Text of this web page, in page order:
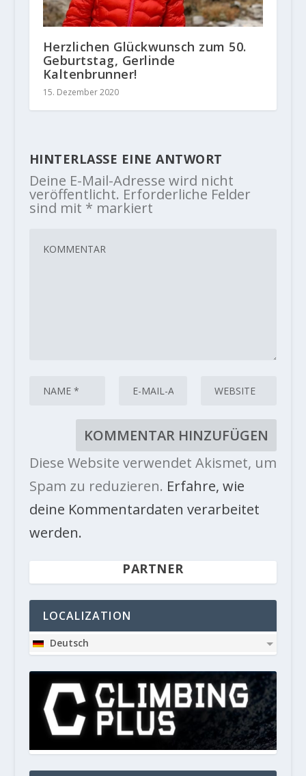
Herzlichen Glückwunsch zum 50.
Geburtstag, Gerlinde
Kaltenbrunner!
15. Dezember 2020
HINTERLASSE EINE ANTWORT
Deine E-Mail-Adresse wird nicht
veröffentlicht. Erforderliche Felder
sind mit * markiert
Diese Website verwendet Akismet, um
Spam zu reduzieren. Erfahre, wie
deine Kommentardaten verarbeitet
werden.
PARTNER
LOCALIZATION
Deutsch